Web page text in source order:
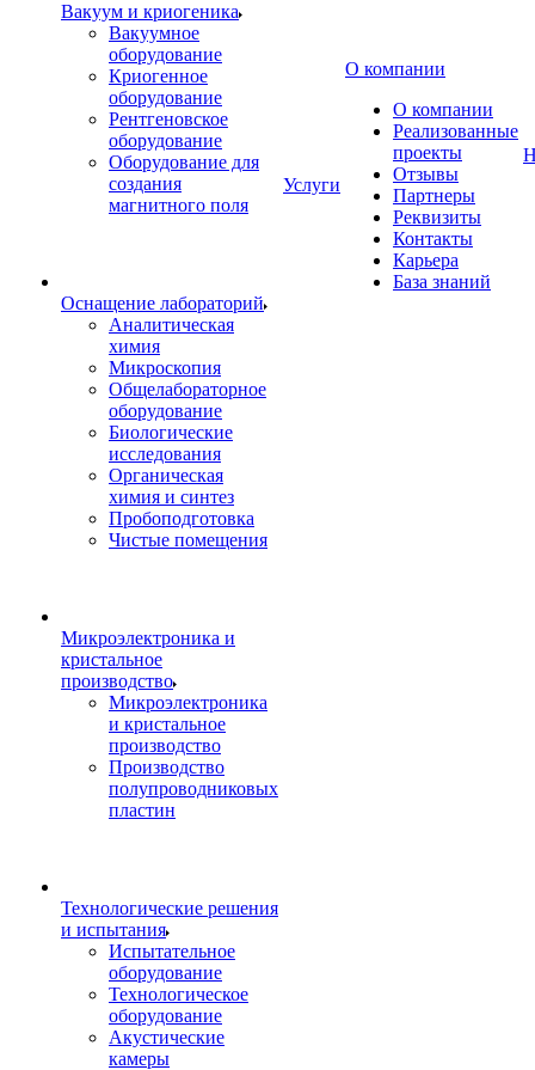
Вакуум и криогеника
Вакуумное
оборудование
Криогенное
оборудование
Рентгеновское
оборудование
Оборудование для
создания
магнитного поля
Оснащение лабораторий
Аналитическая
химия
Микроскопия
Общелабораторное
оборудование
Биологические
исследования
Органическая
химия и синтез
Пробоподготовка
Чистые помещения
Микроэлектроника и
кристальное
производство
Микроэлектроника
и кристальное
производство
Производство
полупроводниковых
пластин
Технологические решения
и испытания
Испытательное
оборудование
Технологическое
оборудование
Акустические
камеры
Услуги
О компании
О компании
Реализованные
проекты
Отзывы
Партнеры
Реквизиты
Контакты
Карьера
База знаний